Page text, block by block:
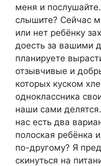
меня и
слышите? Сейчас
или нет ребёнку
доесть за вашими
планируете
отзывчивые и
которых куском
одноклассника
наши сами
нас есть два
полоская ребёнка
по-другому? Я
скинуться на